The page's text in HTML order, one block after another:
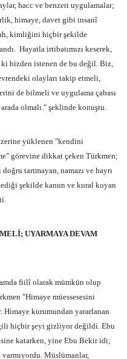
hacc ve benzeri uygulamalar;
himaye, davet gibi insanî
kimliğini hiçbir şekilde
Hayatla irtibatımızı keserek,
ki bizden istenen de bu değil. Biz,
olayları takip etmeli,
de bilmeli ve uygulama çabası
olmalı." şeklinde konuştu.
yüklenen "kendini
görevine dikkat çeken Türkmen;
tartmayan, namazı ve hayrı
şekilde kanun ve kural koyan
UYARMAYA DEVAM
fiilî olarak mümkün olup
"Himaye müessesesini
kurumundan yararlanan
hiçbir şeyi gizliyor değildi. Ebu
katarken, yine Ebu Bekir idi;
Müslümanlar,